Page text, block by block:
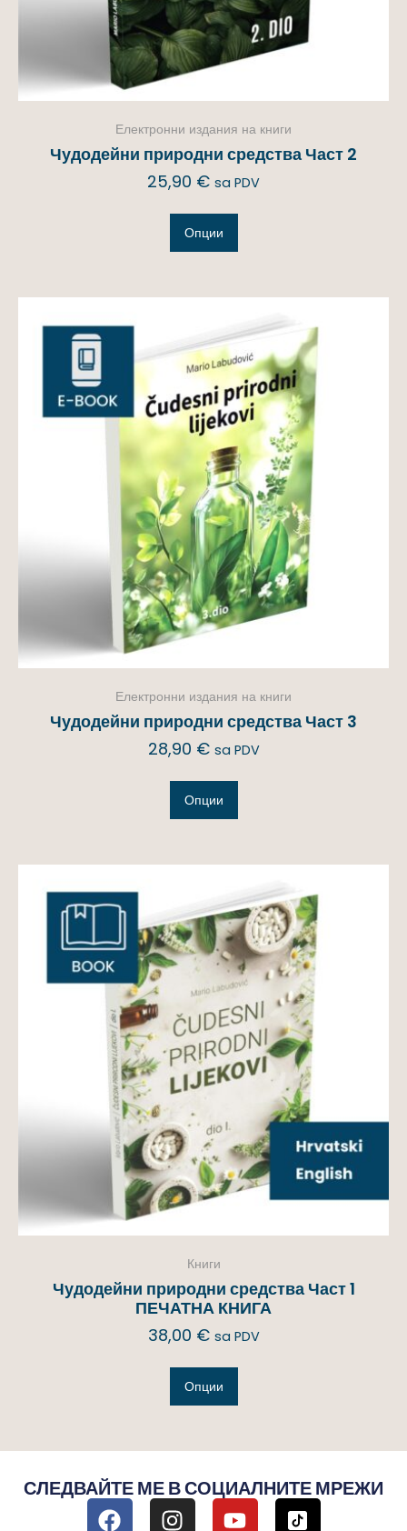
Електронни издания на книги
Чудодейни природни средства Част 2
25,90 € sa PDV
Опции
Електронни издания на книги
Чудодейни природни средства Част 3
28,90 € sa PDV
Опции
Книги
Чудодейни природни средства Част 1
ПЕЧАТНА КНИГА
38,00 € sa PDV
Опции
СЛЕДВАЙТЕ МЕ В СОЦИАЛНИТЕ МРЕЖИ